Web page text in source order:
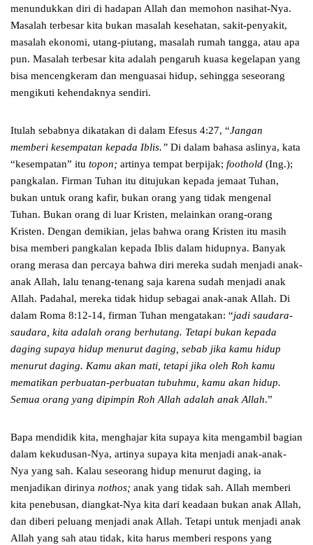
menundukkan diri di hadapan Allah dan memohon nasihat-Nya.
Masalah terbesar kita bukan masalah kesehatan, sakit-penyakit,
masalah ekonomi, utang-piutang, masalah rumah tangga, atau apa
pun. Masalah terbesar kita adalah pengaruh kuasa kegelapan yang
bisa mencengkeram dan menguasai hidup, sehingga seseorang
mengikuti kehendaknya sendiri.
Itulah sebabnya dikatakan di dalam Efesus 4:27, “Jangan
memberi kesempatan kepada Iblis.” Di dalam bahasa aslinya, kata
“kesempatan” itu topon; artinya tempat berpijak; foothold (Ing.);
pangkalan. Firman Tuhan itu ditujukan kepada jemaat Tuhan,
bukan untuk orang kafir, bukan orang yang tidak mengenal
Tuhan. Bukan orang di luar Kristen, melainkan orang-orang
Kristen. Dengan demikian, jelas bahwa orang Kristen itu masih
bisa memberi pangkalan kepada Iblis dalam hidupnya. Banyak
orang merasa dan percaya bahwa diri mereka sudah menjadi anak-
anak Allah, lalu tenang-tenang saja karena sudah menjadi anak
Allah. Padahal, mereka tidak hidup sebagai anak-anak Allah. Di
dalam Roma 8:12-14, firman Tuhan mengatakan: “jadi saudara-
saudara, kita adalah orang berhutang. Tetapi bukan kepada
daging supaya hidup menurut daging, sebab jika kamu hidup
menurut daging. Kamu akan mati, tetapi jika oleh Roh kamu
mematikan perbuatan-perbuatan tubuhmu, kamu akan hidup.
Semua orang yang dipimpin Roh Allah adalah anak Allah.”
Bapa mendidik kita, menghajar kita supaya kita mengambil bagian
dalam kekudusan-Nya, artinya supaya kita menjadi anak-anak-
Nya yang sah. Kalau seseorang hidup menurut daging, ia
menjadikan dirinya nothos; anak yang tidak sah. Allah memberi
kita penebusan, diangkat-Nya kita dari keadaan bukan anak Allah,
dan diberi peluang menjadi anak Allah. Tetapi untuk menjadi anak
Allah yang sah atau tidak, kita harus memberi respons yang